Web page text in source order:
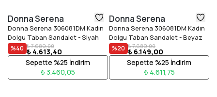
Donna Serena
Donna Serena 306081DM Kadın
Dolgu Taban Sandalet - Siyah
%40 ₺ 7.689,00
₺ 4.613,40
Sepette %25 İndirim
₺ 3.460,05
Donna Serena
Donna Serena 306081DM Kadın
Dolgu Taban Sandalet - Beyaz
%20 ₺ 7.689,00
₺ 6.149,00
Sepette %25 İndirim
₺ 4.611,75